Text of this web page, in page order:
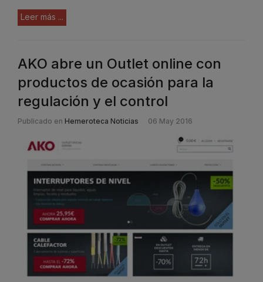
Leer más ...
AKO abre un Outlet online con
productos de ocasión para la
regulación y el control
Publicado en Hemeroteca Noticias 06 May 2016